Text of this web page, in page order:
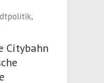
,
Citybahn